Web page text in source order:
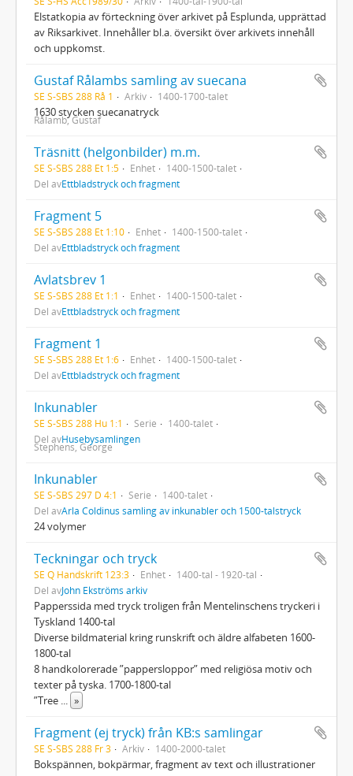
Elstatkopia av förteckning över arkivet på Esplunda, upprättad
av Riksarkivet. Innehåller bl.a. översikt över arkivets innehåll
och uppkomst.
Gustaf Rålambs samling av suecana
SE S-SBS 288 Rå 1 Arkiv 1400-1700-talet
1630 stycken suecanatryck
Rålamb, Gustaf
Träsnitt (helgonbilder) m.m.
SE S-SBS 288 Et 1:5 Enhet
1400-1500-talet
Del avEttbladstryck och fragment
Fragment 5
SE S-SBS 288 Et 1:10 Enhet
1400-1500-talet
Del avEttbladstryck och fragment
Avlatsbrev 1
SE S-SBS 288 Et 1:1 Enhet
1400-1500-talet
Del avEttbladstryck och fragment
Fragment 1
SE S-SBS 288 Et 1:6 Enhet
1400-1500-talet
Del avEttbladstryck och fragment
Inkunabler
SE S-SBS 288 Hu 1:1 Serie
1400-talet
Del avHusebysamlingen
Stephens, George
Inkunabler
SE S-SBS 297 D 4:1 Serie
1400-talet
Del avArla Coldinus samling av inkunabler och 1500-talstryck
24 volymer
Teckningar och tryck
SE Q Handskrift 123:3 Enhet
1400-tal - 1920-tal
Del avJohn Ekströms arkiv
Papperssida med tryck troligen från Mentelinschens tryckeri i
Tyskland 1400-tal
Diverse bildmaterial kring runskrift och äldre alfabeten 1600-
1800-tal
8 handkolorerade ”pappersloppor” med religiösa motiv och
texter på tyska. 1700-1800-tal
”Tree
»
Fragment (ej tryck) från KB:s samlingar
SE S-SBS 288 Fr 3 Arkiv 1400-2000-talet
Bokspännen, bokpärmar, fragment av text och illustrationer